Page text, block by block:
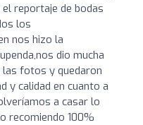
reportaje de bodas
los
nos hizo la
dio mucha
las fotos y quedaron
y calidad en cuanto a
a casar lo
recomiendo 100%